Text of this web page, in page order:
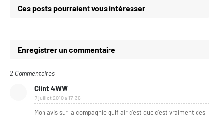
Ces posts pourraient vous intéresser
Enregistrer un commentaire
2 Commentaires
Clint 4WW
7 juillet 2010 à 17:36
Mon avis sur la compagnie gulf air c'est que c'est vraiment des